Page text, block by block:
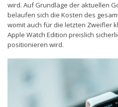
wird. Auf Grundlage der aktuellen
belaufen sich die Kosten des
womit auch für die letzten Zweifler
Apple Watch Edition preislich
positionieren wird.